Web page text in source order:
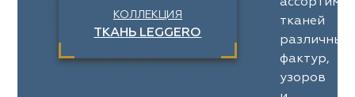
КОЛЛЕКЦИЯ
ТКАНЬ LEGGERO
тканей
различных
фактур,
узоров